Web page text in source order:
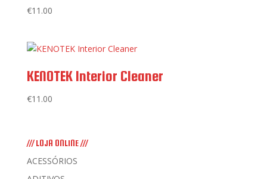
€11.00
KENOTEK Interior Cleaner
€11.00
/// LOJA ONLINE ///
ACESSÓRIOS